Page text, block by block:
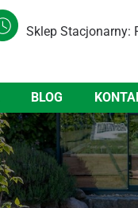
Sklep Stacjonarny:
BLOG